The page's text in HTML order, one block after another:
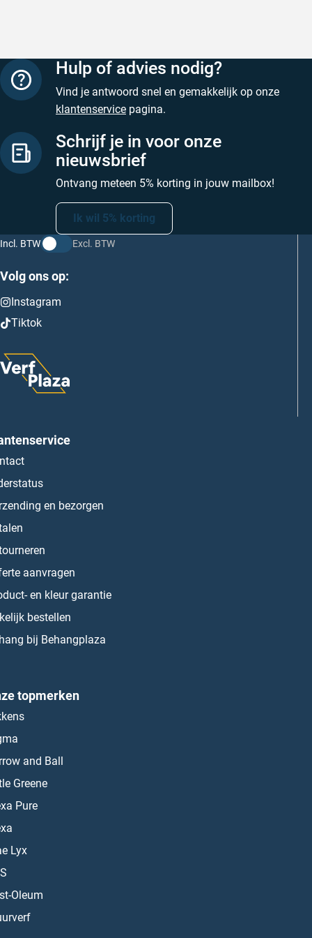
Hulp of advies nodig?
Vind je antwoord snel en gemakkelijk op onze
klantenservice pagina.
Schrijf je in voor onze
nieuwsbrief
Ontvang meteen 5% korting in jouw mailbox!
Ik wil 5% korting
Incl. BTW Excl. BTW
Volg ons op:
Instagram
Tiktok
en bezorgen
aanvragen
en kleur garantie
bestellen
bij Behangplaza
topmerken
and Ball
Greene
Pure
Lyx
Oleum